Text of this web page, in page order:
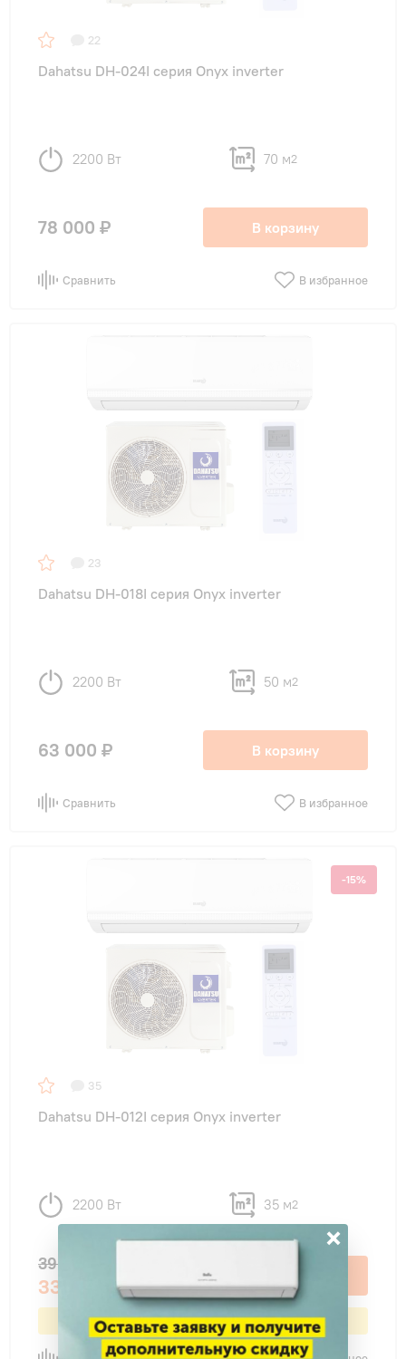
22
Dahatsu DH-024I серия Onyx inverter
2200 Вт 70 м2
78 000 ₽ В корзину
Сравнить В избранное
23
Dahatsu DH-018I серия Onyx inverter
2200 Вт 50 м2
63 000 ₽ В корзину
Сравнить В избранное
-15%
35
Dahatsu DH-012I серия Onyx inverter
2200 Вт 35 м2
39 500 ₽
33 575 ₽
Выгода 15% или 5 925 ₽
×